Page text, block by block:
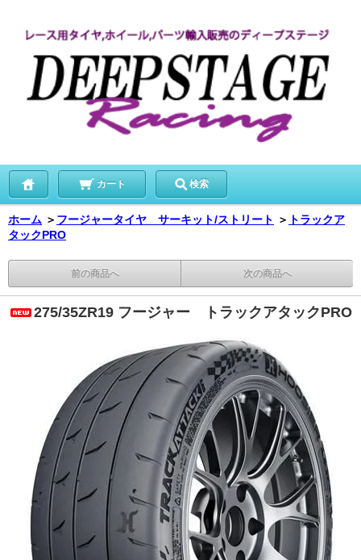
カート 検索
ホーム ＞ フージャータイヤ サーキット/ストリート ＞ トラックア
タックPRO
前の商品へ 次の商品へ
275/35ZR19 フージャー トラックアタックPRO